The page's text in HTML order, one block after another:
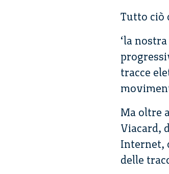
Tutto ciò
‘la
tracce
Ma oltre
Viacard,
Internet,
delle